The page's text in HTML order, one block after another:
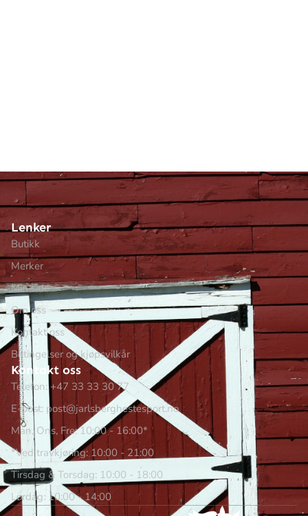
Lenker
Butikk
Merker
Min side
Om oss
Kontakt oss
Betingelser og kjøpsvilkår
Kontakt oss
Telefon: +47 33 33 30 77
E-post: post@jarlsberghestesport.no
Man, Ons, Fre: 10:00 - 16:00*
*Ved travkjøring: 10:00 - 21:00
Tirsdag & Torsdag: 10:00 - 18:00
Lørdag: 10:00 - 14:00